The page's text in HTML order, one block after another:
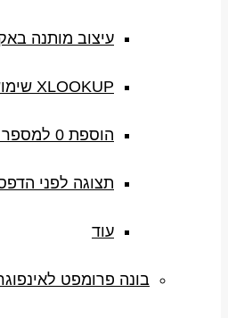
עיצוב מותנה
XLOOKUP שימוש בסיסי
הוספת 0 למספר טלפון עם Power Query
תצוגה לפני
עוד
בונה פרומפט